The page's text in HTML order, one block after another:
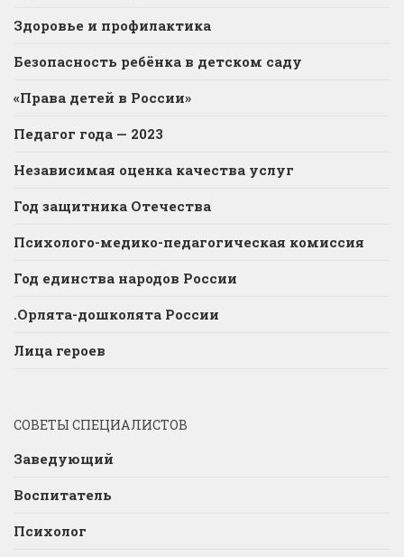
Здоровье и профилактика
Безопасность ребёнка в детском саду
«Права детей в России»
Педагог года — 2023
Независимая оценка качества услуг
Год защитника Отечества
Психолого-медико-педагогическая комиссия
Год единства народов России
.Орлята-дошколята России
Лица героев
СОВЕТЫ СПЕЦИАЛИСТОВ
Заведующий
Воспитатель
Психолог